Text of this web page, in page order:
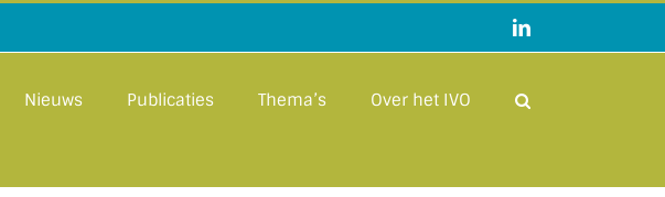
LinkedIn
Nieuws Publicaties Thema’s Over het IVO